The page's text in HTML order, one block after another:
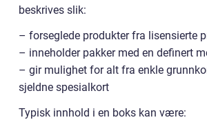
beskrives slik:
– forseglede produkter fra lisensierte
– inneholder pakker med en definert
– gir mulighet for alt fra enkle
sjeldne spesialkort
Typisk innhold i en boks kan være: